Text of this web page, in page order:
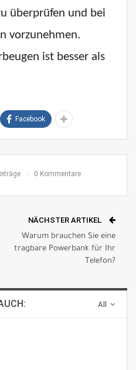
überprüfen und bei
vorzunehmen.
ist besser als
Facebook
0 Kommentare
NÄCHSTER ARTIKEL
Warum brauchen Sie eine
tragbare Powerbank für Ihr
Telefon?
All